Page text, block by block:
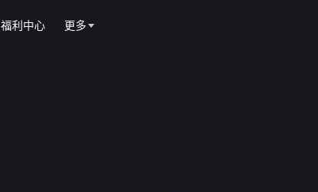
福利中心 更多